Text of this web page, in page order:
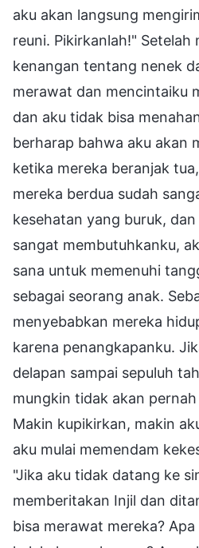
aku akan langsung
reuni. Pikirkanlah!" Setelah
kenangan tentang nenek
merawat dan mencintaiku
dan aku tidak bisa
berharap bahwa aku akan
ketika mereka beranjak
mereka berdua sudah
kesehatan yang buruk,
sangat membutuhkanku,
sana untuk memenuhi
sebagai seorang anak.
menyebabkan mereka
karena penangkapanku.
delapan sampai sepuluh
mungkin tidak akan
Makin kupikirkan, makin
aku mulai memendam
"Jika aku tidak datang ke
memberitakan Injil dan
bisa merawat mereka?